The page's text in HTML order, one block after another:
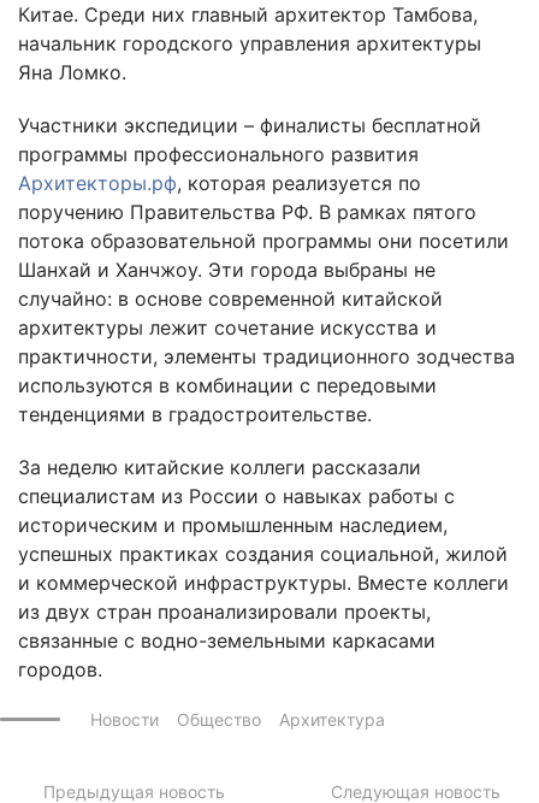
Китае. Среди них главный архитектор Тамбова,
начальник городского управления архитектуры
Яна Ломко.
Участники экспедиции – финалисты бесплатной
программы профессионального развития
Архитекторы.рф, которая реализуется по
поручению Правительства РФ. В рамках пятого
потока образовательной программы они посетили
Шанхай и Ханчжоу. Эти города выбраны не
случайно: в основе современной китайской
архитектуры лежит сочетание искусства и
практичности, элементы традиционного зодчества
используются в комбинации с передовыми
тенденциями в градостроительстве.
За неделю китайские коллеги рассказали
специалистам из России о навыках работы с
историческим и промышленным наследием,
успешных практиках создания социальной, жилой
и коммерческой инфраструктуры. Вместе коллеги
из двух стран проанализировали проекты,
связанные с водно-земельными каркасами
городов.
Новости Общество Архитектура
Предыдущая новость Следующая новость